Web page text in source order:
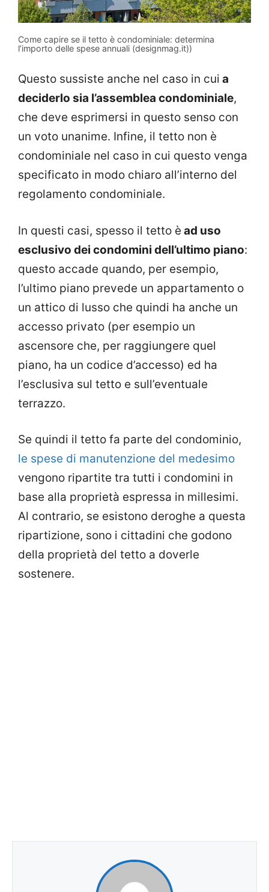
Come capire se il tetto è condominiale: determina
l’importo delle spese annuali (designmag.it))
Questo sussiste anche nel caso in cui a
deciderlo sia l’assemblea condominiale,
che deve esprimersi in questo senso con
un voto unanime. Infine, il tetto non è
condominiale nel caso in cui questo venga
specificato in modo chiaro all’interno del
regolamento condominiale.
In questi casi, spesso il tetto è ad uso
esclusivo dei condomini dell’ultimo piano:
questo accade quando, per esempio,
l’ultimo piano prevede un appartamento o
un attico di lusso che quindi ha anche un
accesso privato (per esempio un
ascensore che, per raggiungere quel
piano, ha un codice d’accesso) ed ha
l’esclusiva sul tetto e sull’eventuale
terrazzo.
Se quindi il tetto fa parte del condominio,
le spese di manutenzione del medesimo
vengono ripartite tra tutti i condomini in
base alla proprietà espressa in millesimi.
Al contrario, se esistono deroghe a questa
ripartizione, sono i cittadini che godono
della proprietà del tetto a doverle
sostenere.